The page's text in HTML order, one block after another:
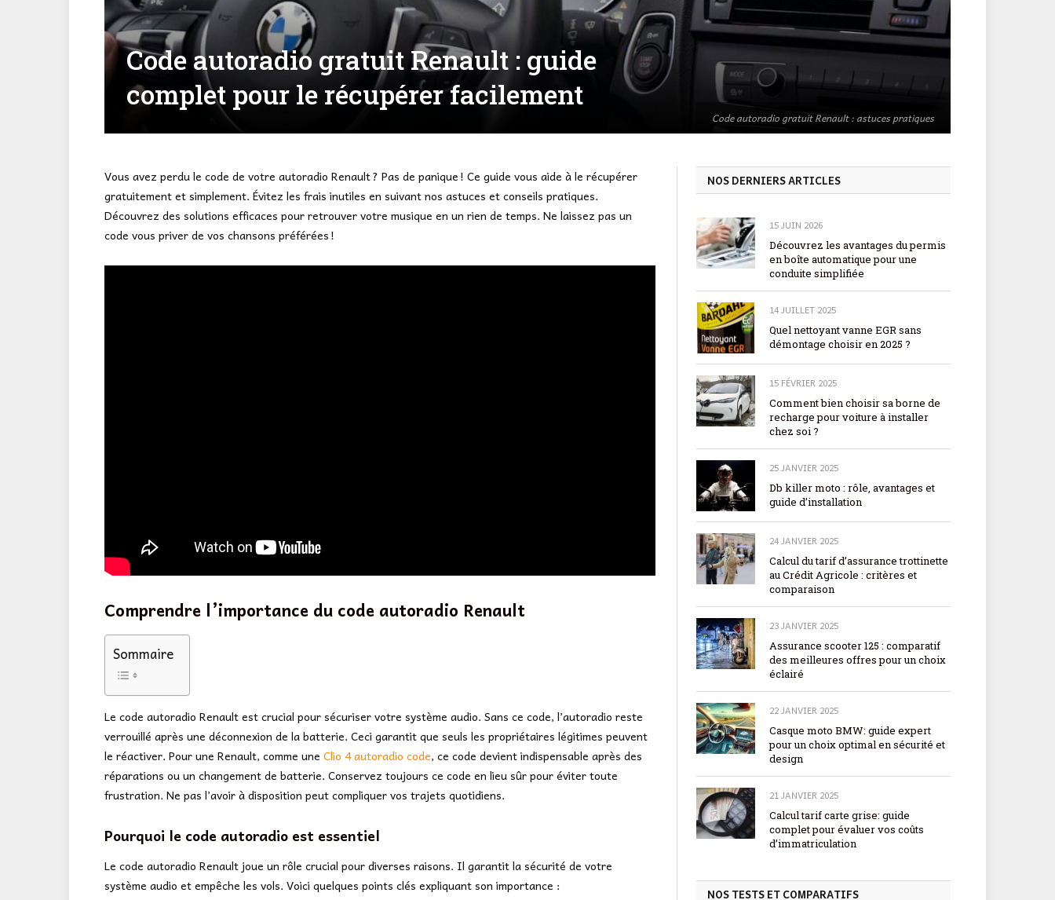
Code autoradio gratuit Renault : astuces pratiques
Code autoradio gratuit Renault : guide
complet pour le récupérer facilement
Vous avez perdu le code de votre autoradio Renault ? Pas de panique ! Ce guide vous aide à le récupérer
gratuitement et simplement. Évitez les frais inutiles en suivant nos astuces et conseils pratiques.
Découvrez des solutions efficaces pour retrouver votre musique en un rien de temps. Ne laissez pas un
code vous priver de vos chansons préférées !
Comprendre l’importance du code autoradio Renault
Sommaire
Le code autoradio Renault est crucial pour sécuriser votre système audio. Sans ce code, l’autoradio reste
verrouillé après une déconnexion de la batterie. Ceci garantit que seuls les propriétaires légitimes peuvent
le réactiver. Pour une Renault, comme une Clio 4 autoradio code, ce code devient indispensable après des
réparations ou un changement de batterie. Conservez toujours ce code en lieu sûr pour éviter toute
frustration. Ne pas l’avoir à disposition peut compliquer vos trajets quotidiens.
Pourquoi le code autoradio est essentiel
Le code autoradio Renault joue un rôle crucial pour diverses raisons. Il garantit la sécurité de votre
système audio et empêche les vols. Voici quelques points clés expliquant son importance :
NOS DERNIERS ARTICLES
15 JUIN 2026
Découvrez les avantages du permis
en boîte automatique pour une
conduite simplifiée
14 JUILLET 2025
Quel nettoyant vanne EGR sans
démontage choisir en 2025 ?
15 FÉVRIER 2025
Comment bien choisir sa borne de
recharge pour voiture à installer
chez soi ?
25 JANVIER 2025
Db killer moto : rôle, avantages et
guide d’installation
24 JANVIER 2025
Calcul du tarif d’assurance trottinette
au Crédit Agricole : critères et
comparaison
23 JANVIER 2025
Assurance scooter 125 : comparatif
des meilleures offres pour un choix
éclairé
22 JANVIER 2025
Casque moto BMW: guide expert
pour un choix optimal en sécurité et
design
21 JANVIER 2025
Calcul tarif carte grise: guide
complet pour évaluer vos coûts
d’immatriculation
NOS TESTS ET COMPARATIFS